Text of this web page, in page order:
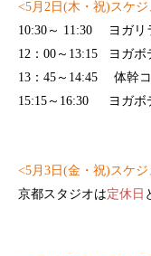
<5月 2 日 (木 ・祝)スケ
10:30 ～ 11:30 ヨガリ
12 ： 00 ～ 13:15
ヨガ
13 ： 45 ～ 14:45 体幹コ
15:15 ～ 16:30 ヨガボ
<5月 3 日 (金・祝)スケ
京都スタジオは定休日